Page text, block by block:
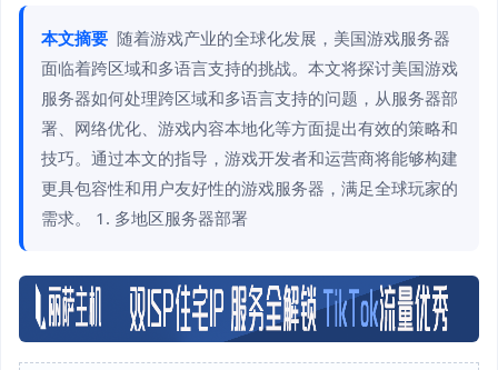
本文摘要 随着游戏产业的全球化发展，美国游戏服务器
面临着跨区域和多语言支持的挑战。本文将探讨美国游戏
服务器如何处理跨区域和多语言支持的问题，从服务器部
署、网络优化、游戏内容本地化等方面提出有效的策略和
技巧。通过本文的指导，游戏开发者和运营商将能够构建
更具包容性和用户友好性的游戏服务器，满足全球玩家的
需求。 1. 多地区服务器部署